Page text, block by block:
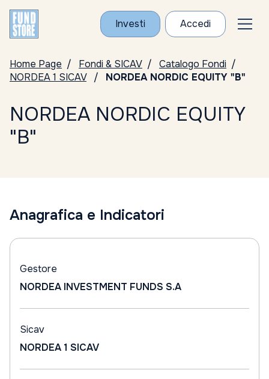
Investi Accedi
Home Page Fondi & SICAV
Catalogo Fondi
NORDEA 1 SICAV
NORDEA NORDIC EQUITY "B"
NORDEA NORDIC EQUITY
"B"
Anagrafica e Indicatori
Gestore
NORDEA INVESTMENT FUNDS S.A
Sicav
NORDEA 1 SICAV